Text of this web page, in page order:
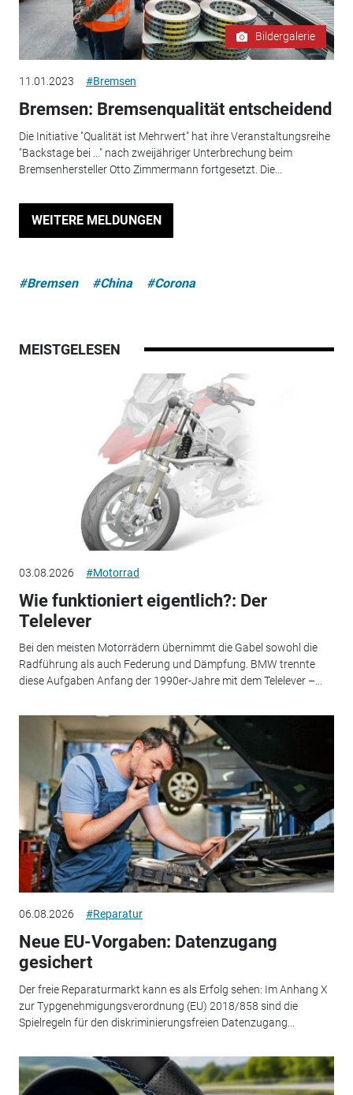
Bildergalerie
11.01.2023 #Bremsen
Bremsen: Bremsenqualität entscheidend
Die Initiative "Qualität ist Mehrwert" hat ihre Veranstaltungsreihe
"Backstage bei ..." nach zweijähriger Unterbrechung beim
Bremsenhersteller Otto Zimmermann fortgesetzt. Die...
WEITERE MELDUNGEN
#Bremsen #China #Corona
MEISTGELESEN
03.08.2026 #Motorrad
Wie funktioniert eigentlich?: Der
Telelever
Bei den meisten Motorrädern übernimmt die Gabel sowohl die
Radführung als auch Federung und Dämpfung. BMW trennte
diese Aufgaben Anfang der 1990er-Jahre mit dem Telelever –...
06.08.2026 #Reparatur
Neue EU-Vorgaben: Datenzugang
gesichert
Der freie Reparaturmarkt kann es als Erfolg sehen: Im Anhang X
zur Typgenehmigungsverordnung (EU) 2018/858 sind die
Spielregeln für den diskriminierungsfreien Datenzugang...